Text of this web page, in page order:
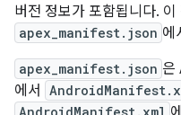
버전 정보가 포함됩니다. 이
apex_manifest.json 에
apex_manifest.json 은
에서
AndroidManifest.xml